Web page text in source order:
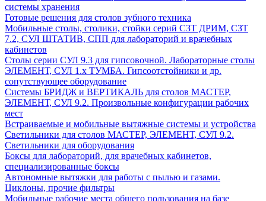
системы хранения
Готовые решения для столов зубного техника
Мобильные столы, столики, стойки серий СЗТ ДРИМ, СЗТ
7.2, СУЛ ШТАТИВ, СПП для лабораторий и врачебных
кабинетов
Столы серии СУЛ 9.3 для гипсовочной. Лабораторные столы
ЭЛЕМЕНТ, СУЛ 1.х ТУМБА. Гипсоотстойники и др.
сопутствующее оборудование
Системы БРИДЖ и ВЕРТИКАЛЬ для столов МАСТЕР,
ЭЛЕМЕНТ, СУЛ 9.2. Произвольные конфигурации рабочих
мест
Встраиваемые и мобильные вытяжные системы и устройства
Светильники для столов МАСТЕР, ЭЛЕМЕНТ, СУЛ 9.2.
Светильники для оборудования
Боксы для лабораторий, для врачебных кабинетов,
специализированные боксы
Автономные вытяжки для работы с пылью и газами.
Циклоны, прочие фильтры
Мобильные рабочие места общего пользования на базе